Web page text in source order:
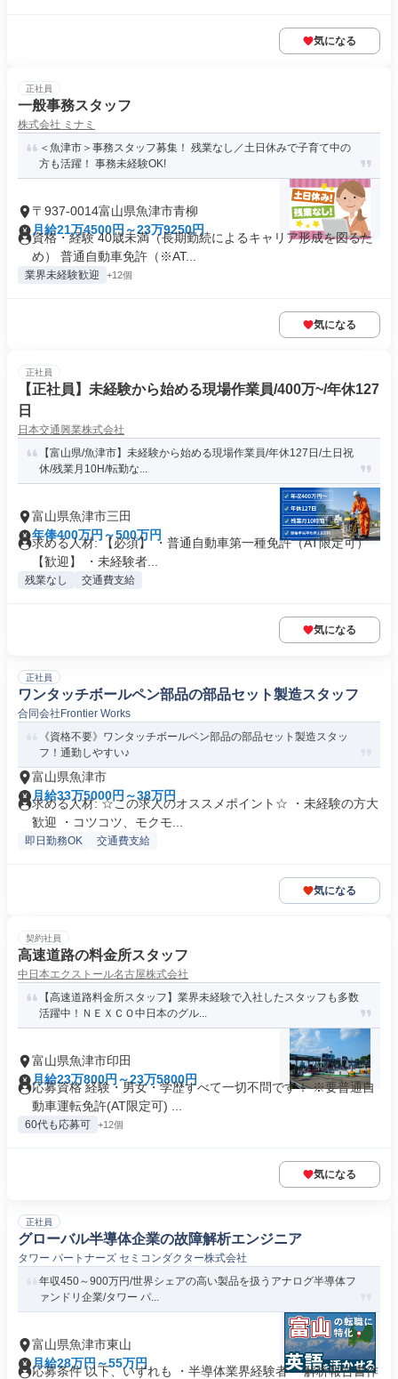
気になる
正社員
一般事務スタッフ
株式会社 ミナミ
＜魚津市＞事務スタッフ募集！ 残業なし／土日休みで子育て中の
方も活躍！ 事務未経験OK!
〒937-0014富山県魚津市青柳
月給21万4500円～23万9250円
資格・経験 40歳未満（長期勤続によるキャリア形成を図るた
め） 普通自動車免許（※AT...
業界未経験歓迎 +12個
気になる
正社員
【正社員】未経験から始める現場作業員/400万~/年休127
日
日本交通興業株式会社
【富山県/魚津市】未経験から始める現場作業員/年休127日/土日祝
休/残業月10H/転勤な...
富山県魚津市三田
年俸400万円～500万円
求める人材: 【必須】 ・普通自動車第一種免許（AT限定可）
【歓迎】 ・未経験者...
残業なし 交通費支給
気になる
正社員
ワンタッチボールペン部品の部品セット製造スタッフ
合同会社Frontier Works
《資格不要》ワンタッチボールペン部品の部品セット製造スタッ
フ！通勤しやすい♪
富山県魚津市
月給33万5000円～38万円
求める人材: ☆この求人のオススメポイント☆ ・未経験の方大
歓迎 ・コツコツ、モクモ...
即日勤務OK 交通費支給
気になる
契約社員
高速道路の料金所スタッフ
中日本エクストール名古屋株式会社
【高速道路料金所スタッフ】業界未経験で入社したスタッフも多数
活躍中！ＮＥＸＣＯ中日本のグル...
富山県魚津市印田
月給23万800円～23万5800円
応募資格 経験・男女・学歴すべて一切不問です！ ※要普通自
動車運転免許(AT限定可) ...
60代も応募可 +12個
気になる
正社員
グローバル半導体企業の故障解析エンジニア
タワー パートナーズ セミコンダクター株式会社
年収450～900万円/世界シェアの高い製品を扱うアナログ半導体フ
ァンドリ企業/タワー パ...
富山県魚津市東山
月給28万円～55万円
応募条件 以下、いずれも ・半導体業界経験者 ・解析報告書作